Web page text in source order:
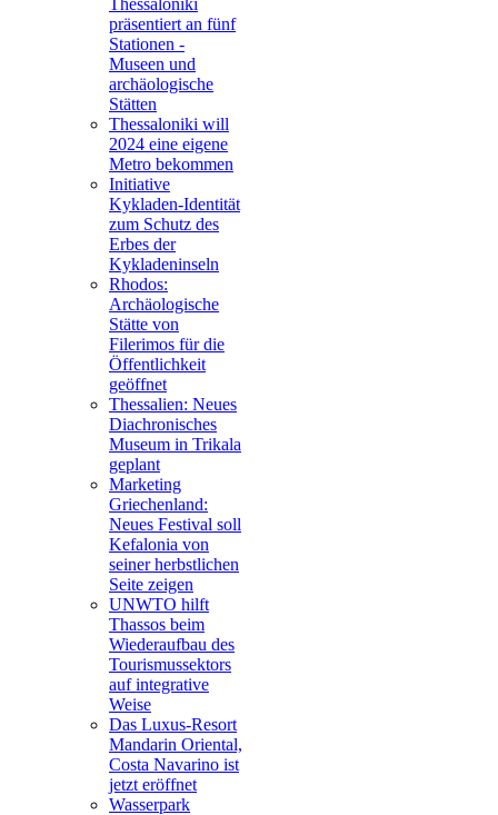
Thessaloniki
präsentiert an fünf
Stationen -
Museen und
archäologische
Stätten
Thessaloniki will
2024 eine eigene
Metro bekommen
Initiative
Kykladen-Identität
zum Schutz des
Erbes der
Kykladeninseln
Rhodos:
Archäologische
Stätte von
Filerimos für die
Öffentlichkeit
geöffnet
Thessalien: Neues
Diachronisches
Museum in Trikala
geplant
Marketing
Griechenland:
Neues Festival soll
Kefalonia von
seiner herbstlichen
Seite zeigen
UNWTO hilft
Thassos beim
Wiederaufbau des
Tourismussektors
auf integrative
Weise
Das Luxus-Resort
Mandarin Oriental,
Costa Navarino ist
jetzt eröffnet
Wasserpark